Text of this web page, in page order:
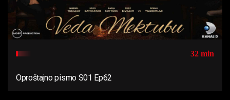
32 min
Oproštajno pismo S01 Ep62